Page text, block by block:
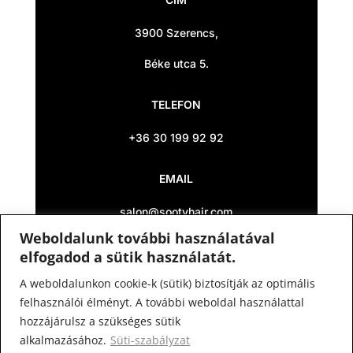
Weboldalunk további használatával
elfogadod a sütik használatát.
A weboldalunkon cookie-k (sütik) biztosítják az optimális
felhasználói élményt. A további weboldal használattal
hozzájárulsz a szükséges sütik
alkalmazásához. Süti-szabályzat
3900 Szerencs,
Béke utca 5.
TELEFON
+36 30 199 92 92
EMAIL
salon@sootyhair.com
KÖVESS MINKET